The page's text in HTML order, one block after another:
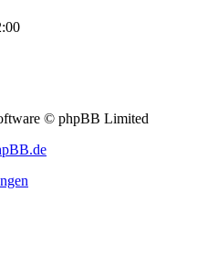
© phpBB Limited